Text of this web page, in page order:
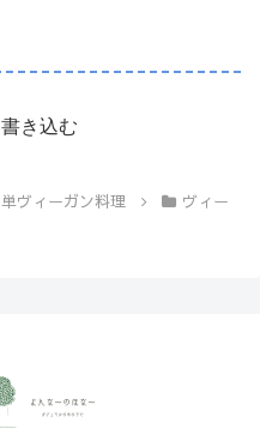
き込む
ヴィーガン料理
ヴィー